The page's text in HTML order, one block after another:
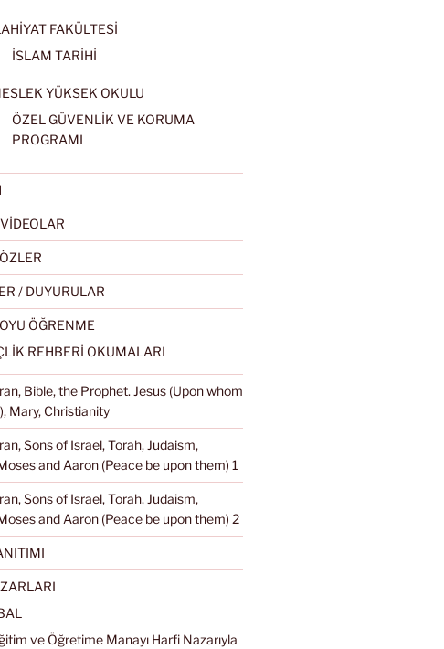
FAKÜLTESİ
İSLAM TARİHİ
YÜKSEK OKULU
ÖZEL GÜVENLİK VE KORUMA
PROGRAMI
/ DUYURULAR
ÖĞRENME
REHBERİ OKUMALARI
Bible, the Prophet. Jesus (Upon whom
Mary, Christianity
Sons of Israel, Torah, Judaism,
and Aaron (Peace be upon them) 1
Sons of Israel, Torah, Judaism,
and Aaron (Peace be upon them) 2
ve Öğretime Manayı Harfi Nazarıyla